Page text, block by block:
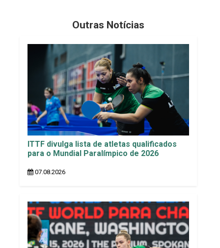
Outras Notícias
ITTF divulga lista de atletas qualificados
para o Mundial Paralímpico de 2026
07.08.2026